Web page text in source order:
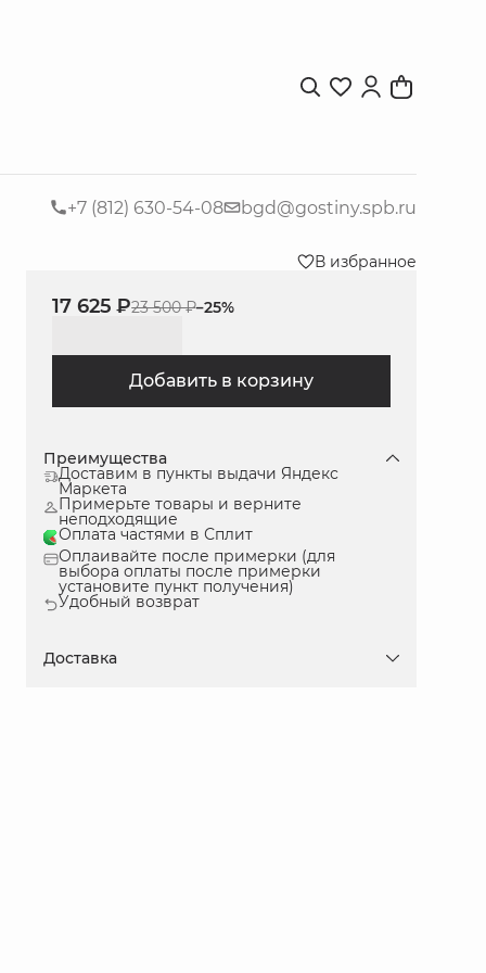
+7 (812) 630-54-08 bgd@gostiny.spb.ru
В избранное
17 625 ₽23 500 ₽−25%
Добавить в корзину
Преимущества
Доставим в пункты выдачи Яндекс
Маркета
Примерьте товары и верните
неподходящие
Оплата частями в Сплит
Оплаивайте после примерки (для
выбора оплаты после примерки
установите пункт получения)
Удобный возврат
Доставка